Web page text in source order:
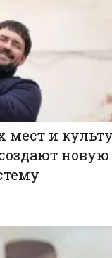
мест и
новую